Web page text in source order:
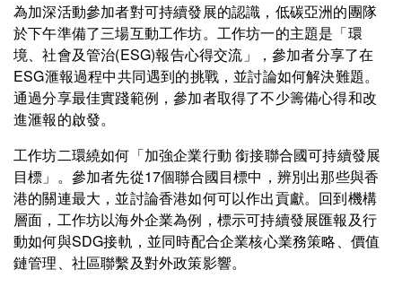
為加深活動參加者對可持續發展的認識，低碳亞洲的團隊
於下午準備了三場互動工作坊。工作坊一的主題是「環
境、社會及管治(ESG)報告心得交流」，參加者分享了在
ESG滙報過程中共同遇到的挑戰，並討論如何解決難題。
通過分享最佳實踐範例，參加者取得了不少籌備心得和改
進滙報的啟發。
工作坊二環繞如何「加強企業行動 銜接聯合國可持續發展
目標」。參加者先從17個聯合國目標中，辨別出那些與香
港的關連最大，並討論香港如何可以作出貢獻。回到機構
層面，工作坊以海外企業為例，標示可持續發展匯報及行
動如何與SDG接軌，並同時配合企業核心業務策略、價值
鏈管理、社區聯繫及對外政策影響。